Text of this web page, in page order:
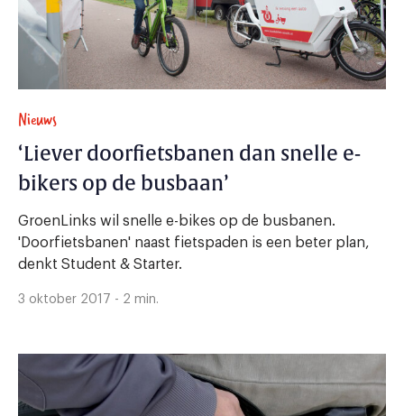
Nieuws
‘Liever doorfietsbanen dan snelle e-
bikers op de busbaan’
GroenLinks wil snelle e-bikes op de busbanen.
'Doorfietsbanen' naast fietspaden is een beter plan,
denkt Student & Starter.
3 oktober 2017 - 2 min.